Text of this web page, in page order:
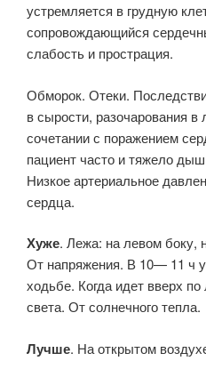
устремляется в грудную
сопровождающийся
слабость и прострация.
Обморок. Отеки.
в сырости, разочарования
сочетании с поражением
пациент часто и тяжело
Низкое артериальное
сердца.
Хуже. Лежа: на левом боку,
От напряжения. В 10— 11 ч
ходьбе. Когда идет вверх
света. От солнечного тепла.
Лучше. На открытом